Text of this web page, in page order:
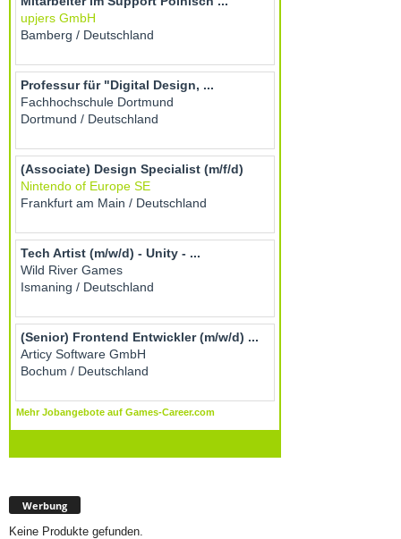
Werbung
Keine Produkte gefunden.